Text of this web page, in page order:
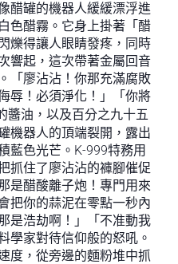
醋罐的機器人緩緩漂浮進
色醋霧。它身上掛著「醋
爍得讓人眼睛發疼，同時
響起，這次帶著金屬回音
「廖沾沾！你那充滿腐敗
辱！必須淨化！」「你將
醬油，以及百分之九十五
機器人的頂端裂開，露出
藍色光芒。K-999特務用
抓住了廖沾沾的褲腳催促
是醋酸離子炮！專門用來
把你的蒜泥在零點一秒內
是浩劫啊！」「不准動我
學家對待信仰般的怒吼。
度，從旁邊的麵粉堆中抓